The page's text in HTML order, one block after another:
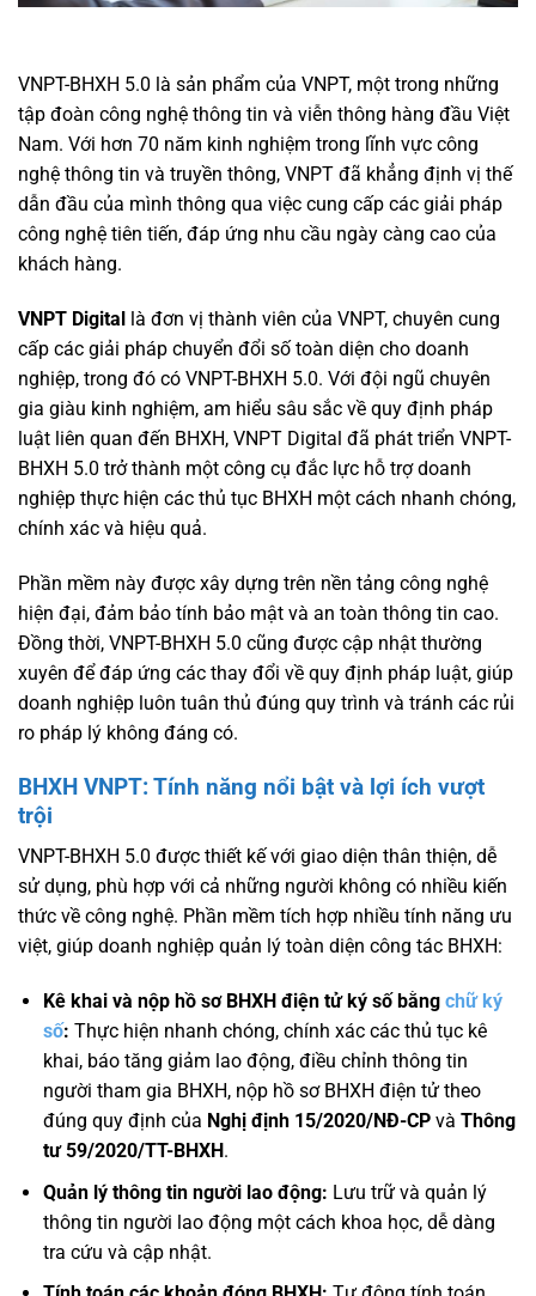
VNPT-BHXH 5.0 là sản phẩm của VNPT, một trong những
tập đoàn công nghệ thông tin và viễn thông hàng đầu Việt
Nam. Với hơn 70 năm kinh nghiệm trong lĩnh vực công
nghệ thông tin và truyền thông, VNPT đã khẳng định vị thế
dẫn đầu của mình thông qua việc cung cấp các giải pháp
công nghệ tiên tiến, đáp ứng nhu cầu ngày càng cao của
khách hàng.
VNPT Digital
là đơn vị thành viên của VNPT, chuyên cung
cấp các giải pháp chuyển đổi số toàn diện cho doanh
nghiệp, trong đó có VNPT-BHXH 5.0. Với đội ngũ chuyên
gia giàu kinh nghiệm, am hiểu sâu sắc về quy định pháp
luật liên quan đến BHXH, VNPT Digital đã phát triển VNPT-
BHXH 5.0 trở thành một công cụ đắc lực hỗ trợ doanh
nghiệp thực hiện các thủ tục BHXH một cách nhanh chóng,
chính xác và hiệu quả.
Phần mềm này được xây dựng trên nền tảng công nghệ
hiện đại, đảm bảo tính bảo mật và an toàn thông tin cao.
Đồng thời, VNPT-BHXH 5.0 cũng được cập nhật thường
xuyên để đáp ứng các thay đổi về quy định pháp luật, giúp
doanh nghiệp luôn tuân thủ đúng quy trình và tránh các rủi
ro pháp lý không đáng có.
BHXH VNPT: Tính năng nổi bật và lợi ích vượt
trội
VNPT-BHXH 5.0 được thiết kế với giao diện thân thiện, dễ
sử dụng, phù hợp với cả những người không có nhiều kiến
thức về công nghệ. Phần mềm tích hợp nhiều tính năng ưu
việt, giúp doanh nghiệp quản lý toàn diện công tác BHXH:
Kê khai và nộp hồ sơ BHXH điện tử ký số bằng chữ ký
số: Thực hiện nhanh chóng, chính xác các thủ tục kê
khai, báo tăng giảm lao động, điều chỉnh thông tin
người tham gia BHXH, nộp hồ sơ BHXH điện tử theo
đúng quy định của Nghị định 15/2020/NĐ-CPvà Thông
tư 59/2020/TT-BHXH .
Quản lý thông tin người lao động: Lưu trữ và quản lý
thông tin người lao động một cách khoa học, dễ dàng
tra cứu và cập nhật.